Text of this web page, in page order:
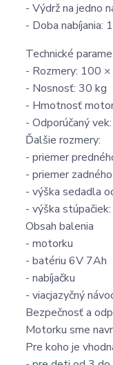
- Výdrž na jedno
- Doba nabíjania:
Technické
- Rozmery: 100
- Nosnosť: 30 kg
- Hmotnosť
- Odporúčaný
Ďalšie rozmery:
- priemer
- priemer
- výška sedadla
- výška
Obsah balenia
- motorku
- batériu 6V 7Ah
- nabíjačku
- viacjazyčný
Bezpečnosť a
Motorku sme
Pre koho je